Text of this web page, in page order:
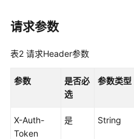
API
参
前
必
请求参数
表2 请求Header参数
参数
是否必
选
参数类型
X-Auth-
Token
是 String